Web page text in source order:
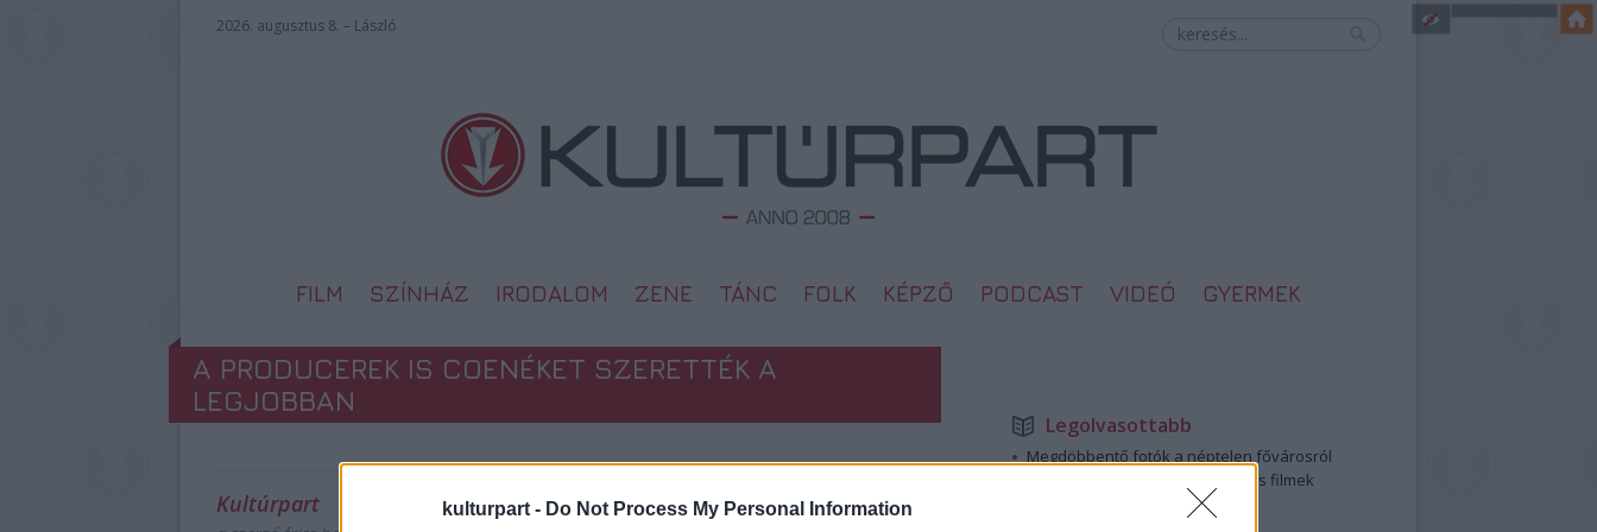
kulturpart - Do Not Process My Personal Information
2026. augusztus 8. – László
FILM SZÍNHÁZ IRODALOM ZENE TÁNC FOLK KÉPZŐ PODCAST VIDEÓ GYERMEK
A PRODUCEREK IS COENÉKET SZERETTÉK A
LEGJOBBAN
Kultúrpart
2008. 02. 03.
Legolvasottabb
Megdöbbentő fotók a néptelen fővárosról
Top 10: ezek a legjobb szerelmes filmek
A 10 legütősebb drogos film